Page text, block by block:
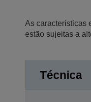
As características
estão sujeitas a
Técnica